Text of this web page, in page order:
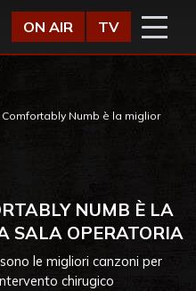
ON AIR TV
Comfortably Numb è la miglior
NUMB È LA
SALA OPERATORIA
le migliori canzoni per
chirugico